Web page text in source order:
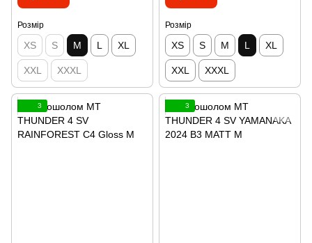
Розмір
XS S M L XL
XXL XXXL
Розмір
XS S M L XL
XXL XXXL
3 3